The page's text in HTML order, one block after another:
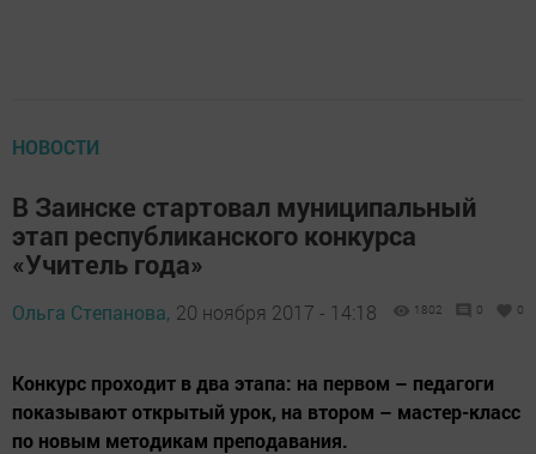
НОВОСТИ
В Заинске стартовал муниципальный
этап республиканского конкурса
«Учитель года»
Ольга Степанова, 20 ноября 2017 - 14:18 1802 0 0
Конкурс проходит в два этапа: на первом – педагоги
показывают открытый урок, на втором – мастер-класс
по новым методикам преподавания.